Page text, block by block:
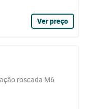
Ver preço
roscada M6